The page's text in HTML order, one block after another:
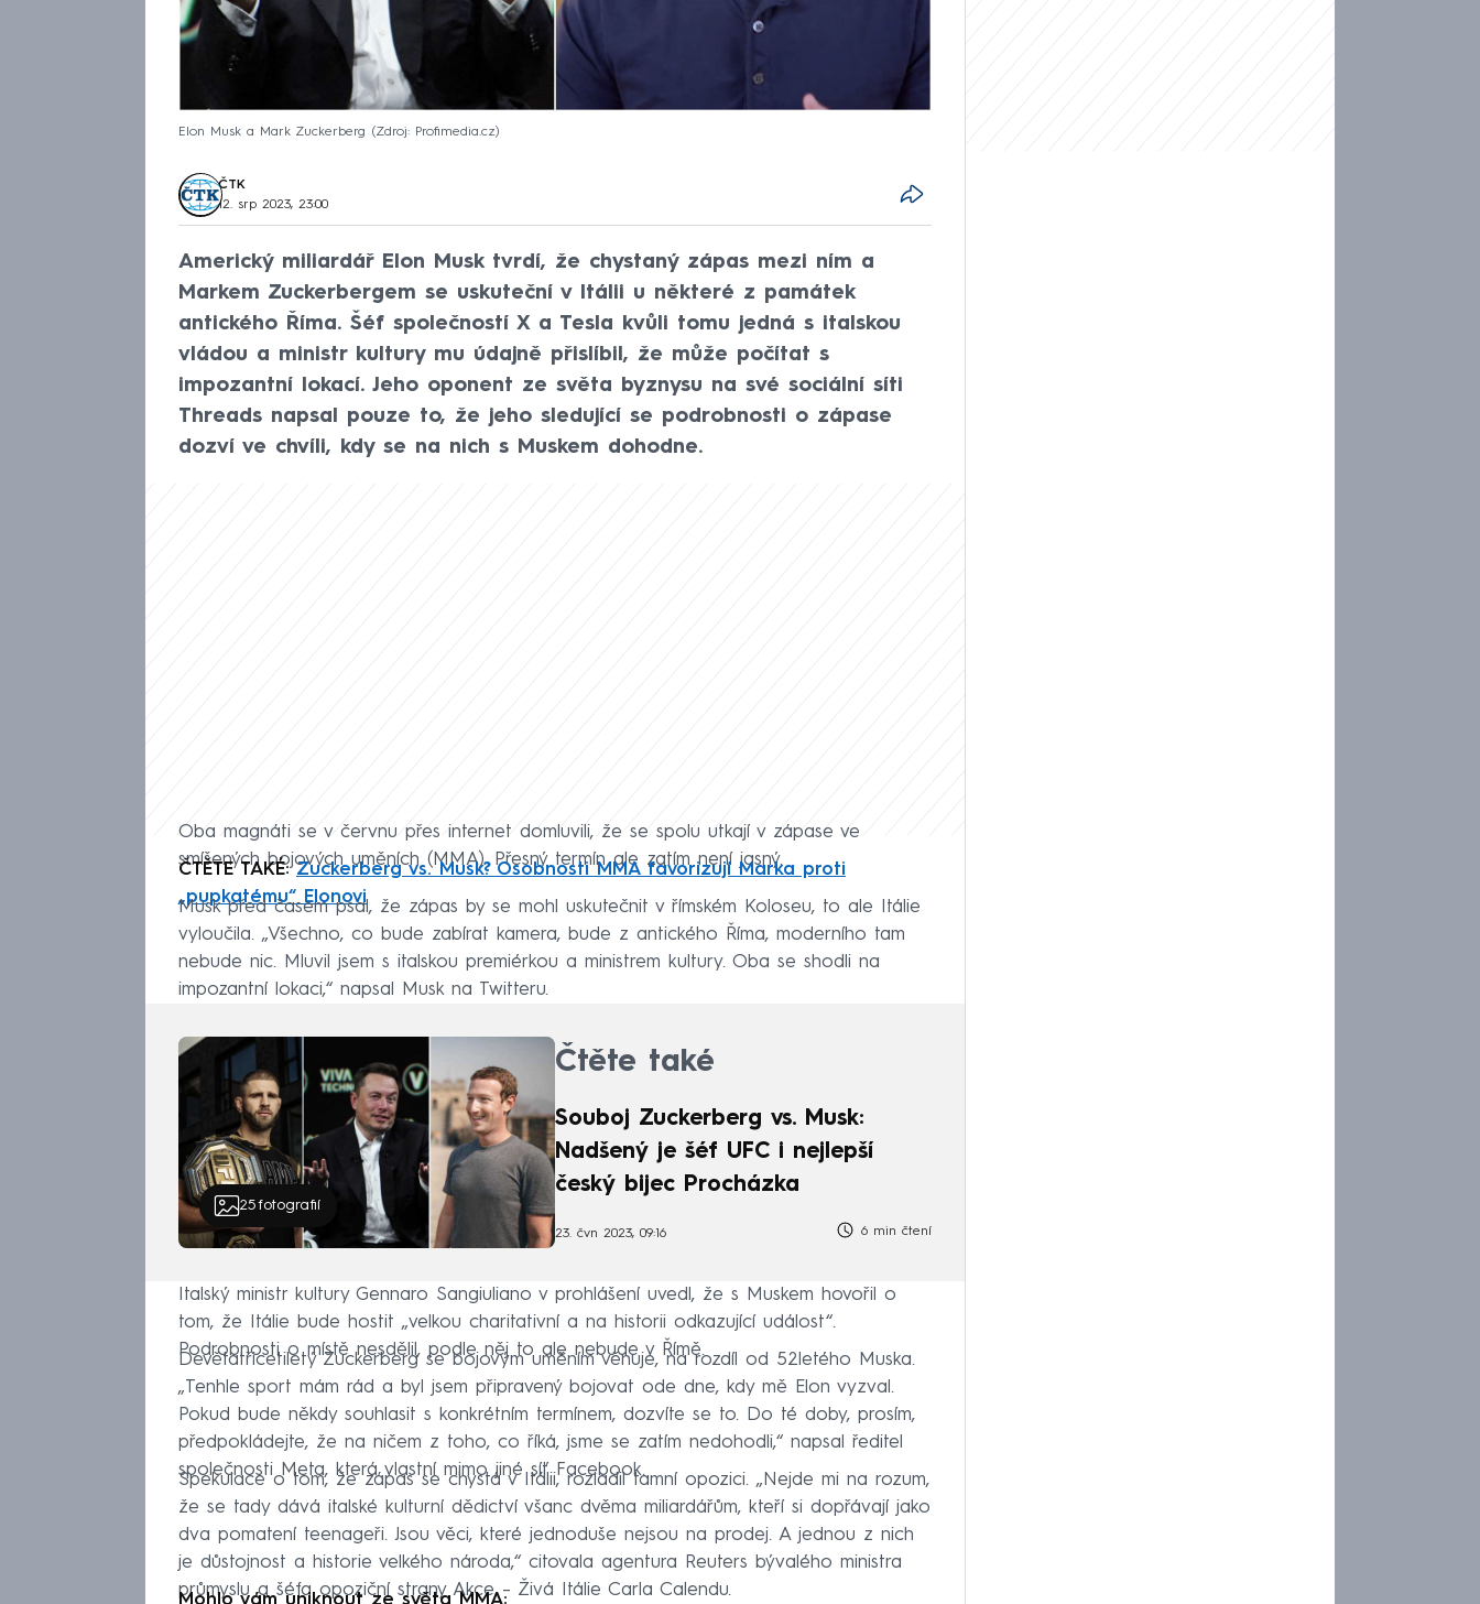
Elon Musk a Mark Zuckerberg Zdroj: Profimedia.cz
ČTK
12. srp 2023, 23:00
Americký miliardář Elon Musk tvrdí, že chystaný zápas mezi ním a
Markem Zuckerbergem se uskuteční v Itálii u některé z památek
antického Říma. Šéf společností X a Tesla kvůli tomu jedná s italskou
vládou a ministr kultury mu údajně přislíbil, že může počítat s
impozantní lokací. Jeho oponent ze světa byznysu na své sociální síti
Threads napsal pouze to, že jeho sledující se podrobnosti o zápase
dozví ve chvíli, kdy se na nich s Muskem dohodne.
Oba magnáti se v červnu přes internet domluvili, že se spolu utkají v zápase ve
smíšených bojových uměních (MMA). Přesný termín ale zatím není jasný.
ČTĚTE TAKÉ:Zuckerberg vs. Musk? Osobnosti MMA favorizují Marka proti
„pupkatému“ Elonovi
Musk před časem psal, že zápas by se mohl uskutečnit v římském Koloseu, to ale Itálie
vyloučila. „Všechno, co bude zabírat kamera, bude z antického Říma, moderního tam
nebude nic. Mluvil jsem s italskou premiérkou a ministrem kultury. Oba se shodli na
impozantní lokaci,“ napsal Musk na Twitteru.
25fotografií
Čtěte také
Souboj Zuckerberg vs. Musk:
Nadšený je šéf UFC i nejlepší
český bijec Procházka
23. čvn 2023, 09:16 6 min čtení
Italský ministr kultury Gennaro Sangiuliano v prohlášení uvedl, že s Muskem hovořil o
tom, že Itálie bude hostit „velkou charitativní a na historii odkazující událost“.
Podrobnosti o místě nesdělil, podle něj to ale nebude v Římě.
Devětatřicetiletý Zuckerberg se bojovým uměním věnuje, na rozdíl od 52letého Muska.
„Tenhle sport mám rád a byl jsem připravený bojovat ode dne, kdy mě Elon vyzval.
Pokud bude někdy souhlasit s konkrétním termínem, dozvíte se to. Do té doby, prosím,
předpokládejte, že na ničem z toho, co říká, jsme se zatím nedohodli,“ napsal ředitel
společnosti Meta, která vlastní mimo jiné síť Facebook.
Spekulace o tom, že zápas se chystá v Itálii, rozladil tamní opozici. „Nejde mi na rozum,
že se tady dává italské kulturní dědictví všanc dvěma miliardářům, kteří si dopřávají jako
dva pomatení teenageři. Jsou věci, které jednoduše nejsou na prodej. A jednou z nich
je důstojnost a historie velkého národa,“ citovala agentura Reuters bývalého ministra
průmyslu a šéfa opoziční strany Akce – Živá Itálie Carla Calendu.